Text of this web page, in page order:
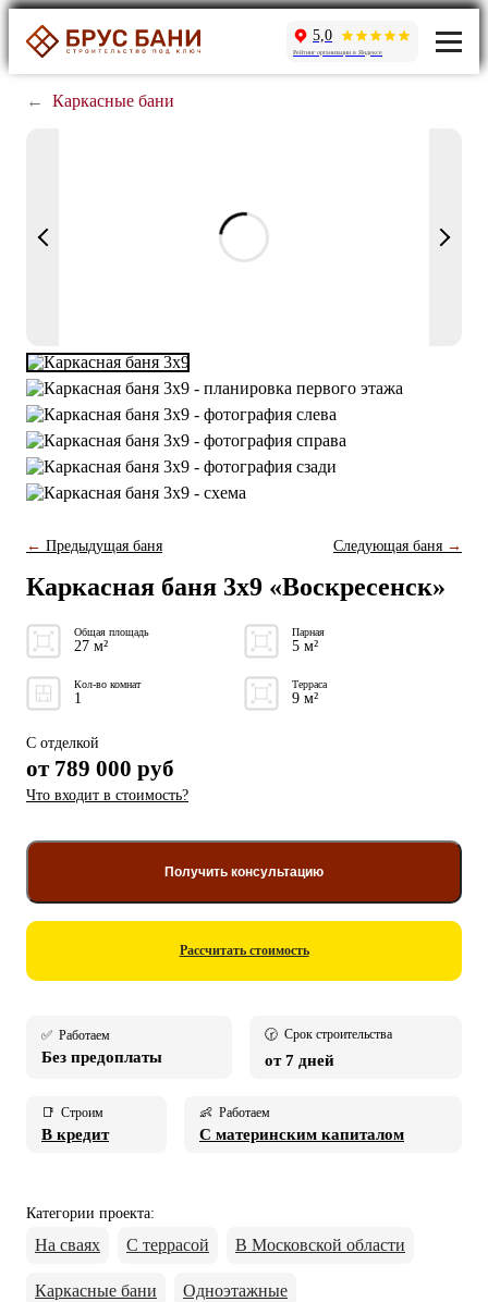
5,0
Рейтинг организации в Яндексе
← Каркасные бани
← Предыдущая баня Следующая баня →
Каркасная баня 3x9 «Воскресенск»
Общая площадь
27 м²
Парная
5 м²
Кол-во комнат
1
Терраса
9 м²
С отделкой
от 789 000 руб
Что входит в стоимость?
Получить консультацию
Рассчитать стоимость
✅ Работаем
Без предоплаты
🕝 Срок строительства
от 7 дней
📑 Строим
В кредит
👶 Работаем
С материнским капиталом
Категории проекта:
На сваях С террасой В Московской области
Каркасные бани Одноэтажные